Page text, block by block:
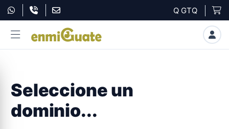
Q GTQ
Seleccione un
dominio...